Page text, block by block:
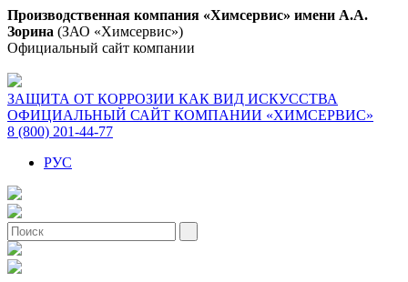
Производственная компания «Химсервис» имени А.А.
Зорина (ЗАО «Химсервис»)
Официальный сайт компании
ЗАЩИТА ОТ КОРРОЗИИ КАК ВИД ИСКУССТВА
ОФИЦИАЛЬНЫЙ САЙТ КОМПАНИИ «ХИМСЕРВИС»
8 (800) 201-44-77
РУС